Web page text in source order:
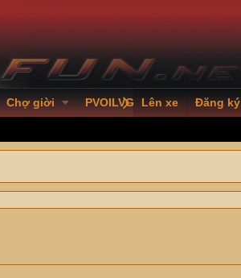
Chợ giời PVOILVGC2026
Lên xe Đăng ký